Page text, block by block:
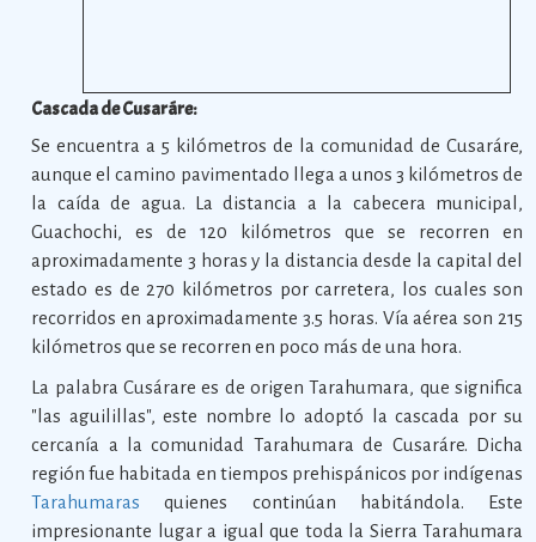
Cascada de Cusaráre:
Se encuentra a 5 kilómetros de la comunidad de Cusaráre,
aunque el camino pavimentado llega a unos 3 kilómetros de
la caída de agua. La distancia a la cabecera municipal,
Guachochi, es de 120 kilómetros que se recorren en
aproximadamente 3 horas y la distancia desde la capital del
estado es de 270 kilómetros por carretera, los cuales son
recorridos en aproximadamente 3.5 horas. Vía aérea son 215
kilómetros que se recorren en poco más de una hora.
La palabra Cusárare es de origen Tarahumara, que significa
"las aguilillas", este nombre lo adoptó la cascada por su
cercanía a la comunidad Tarahumara de Cusaráre. Dicha
región fue habitada en tiempos prehispánicos por indígenas
Tarahumaras quienes continúan habitándola. Este
impresionante lugar a igual que toda la Sierra Tarahumara